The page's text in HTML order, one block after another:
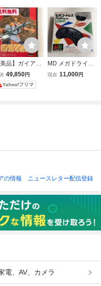
料無料
美品】ガイアレ
メガ
イブ MD ハガ
49,850円
Yahoo!フリマ
MD メガドライブ
専用6ボタン紫外
現在 11,000円
の情報
ニュースレター配信登録
電、AV、カメラ